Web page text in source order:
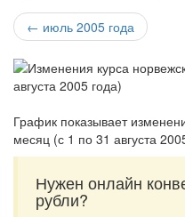
← июль 2005 года
График показывает
месяц (с 1 по 31 августа
Нужен онлайн
рубли?